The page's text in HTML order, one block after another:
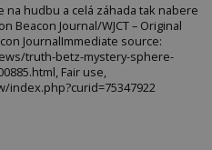
na hudbu a celá záhada tak nabere
Beacon Journal/WJCT – Original
JournalImmediate source:
truth-betz-mystery-sphere-
Fair use,